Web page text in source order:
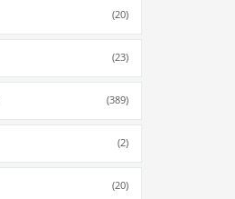
(20)
(23)
(389)
(2)
(20)